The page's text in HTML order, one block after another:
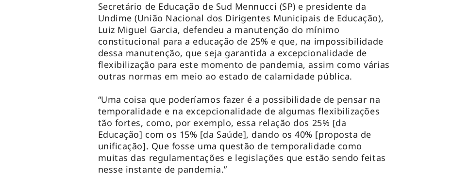
Secretário de Educação de Sud Mennucci (SP) e presidente da
Undime (União Nacional dos Dirigentes Municipais de Educação),
Luiz Miguel Garcia, defendeu a manutenção do mínimo
constitucional para a educação de 25% e que, na impossibilidade
dessa manutenção, que seja garantida a excepcionalidade de
flexibilização para este momento de pandemia, assim como várias
outras normas em meio ao estado de calamidade pública.
“Uma coisa que poderíamos fazer é a possibilidade de pensar na
temporalidade e na excepcionalidade de algumas flexibilizações
tão fortes, como, por exemplo, essa relação dos 25% [da
Educação] com os 15% [da Saúde], dando os 40% [proposta de
unificação]. Que fosse uma questão de temporalidade como
muitas das regulamentações e legislações que estão sendo feitas
nesse instante de pandemia.”